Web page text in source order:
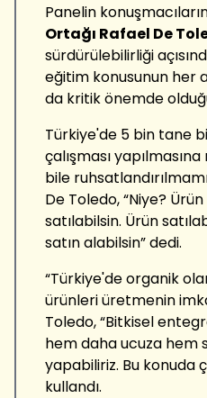
Panelin
Ortağı Rafael De
sürdürülebilirliği
eğitim konusunun her
da kritik önemde
Türkiye'de 5 bin tane
çalışması
bile
De Toledo, “Niye?
satılabilsin. Ürün
satın alabilsin” dedi.
“Türkiye'de organik
ürünleri üretmenin
Toledo, “Bitkisel
hem daha ucuza hem
yapabiliriz. Bu konuda
kullandı.